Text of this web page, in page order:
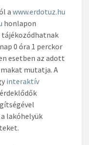
awww.erdotuz.hu
honlapon
0 óra 1 perckor
esetben az adott
mutatja. A
interaktív
lakóhelyük